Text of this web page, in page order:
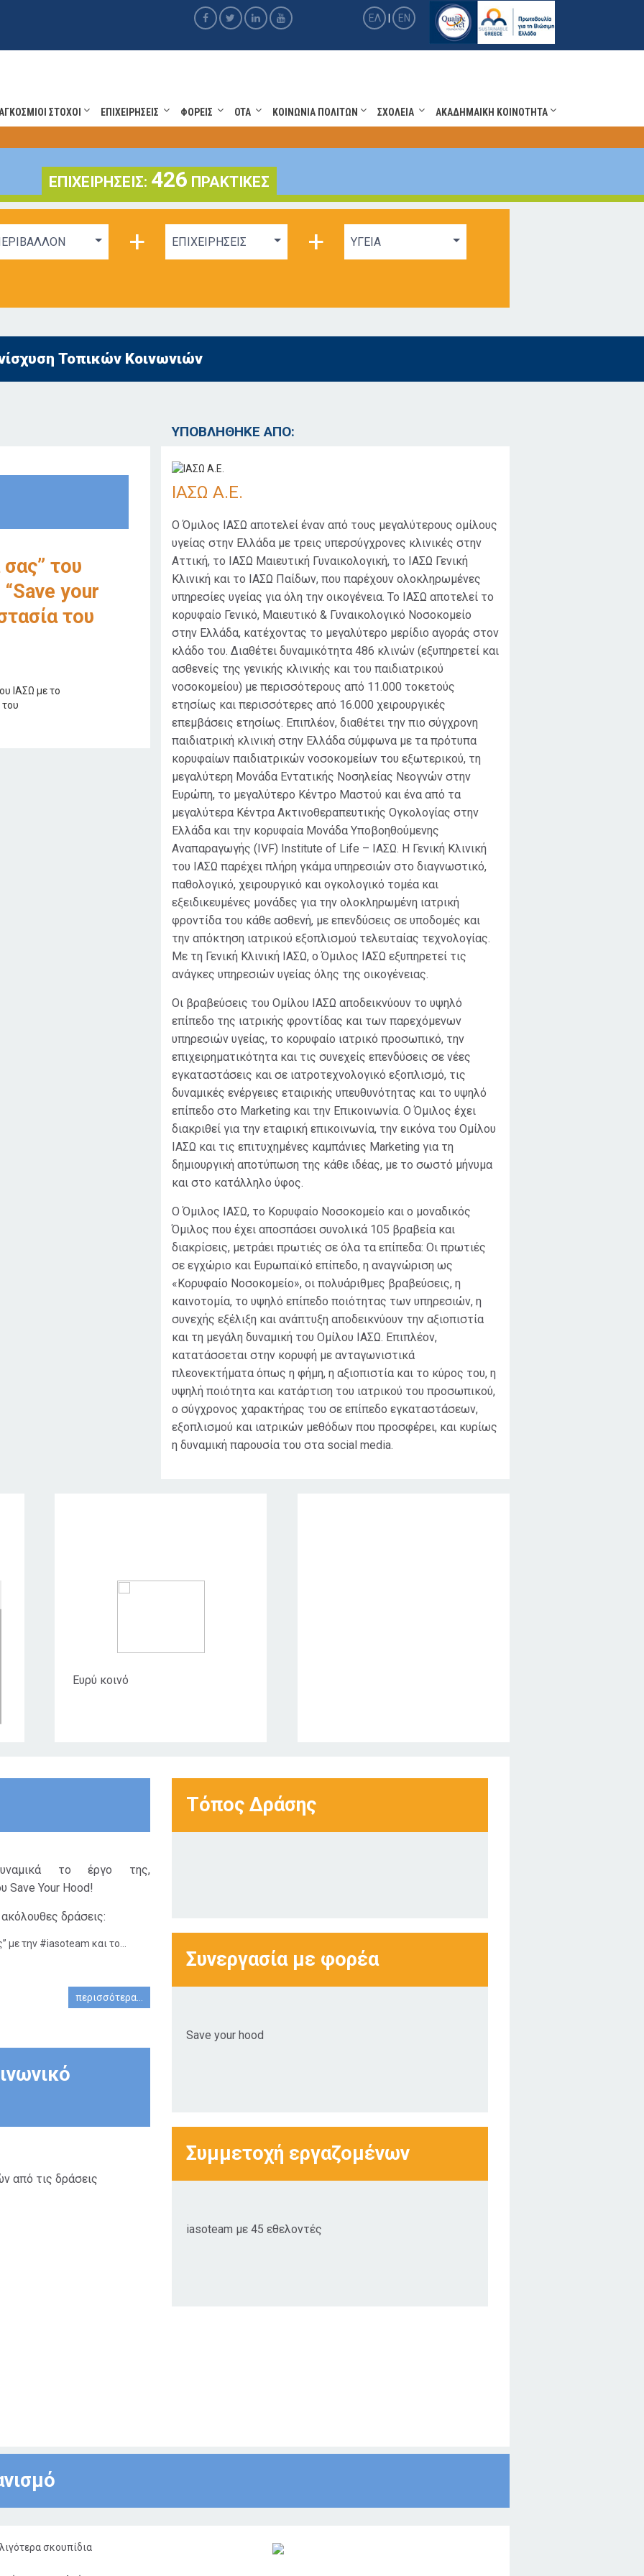
ΕΛ EN
ΣΤΟΧΟΙ ΕΠΙΧΕΙΡΗΣΕΙΣ ΦΟΡΕΙΣ OTA ΚΟΙΝΩΝΙΑ ΠΟΛΙΤΩΝ ΣΧΟΛΕΙΑ ΑΚΑΔΗΜΑΙΚΗ ΚΟΙΝΟΤΗΤΑ
ΕΠΙΧΕΙΡΗΣΕΙΣ: 426 ΠΡΑΚΤΙΚΕΣ
+ ΕΠΙΧΕΙΡΗΣΕΙΣ + ΥΓΕΙΑ
Τοπικών Κοινωνιών
του
your
του
ΥΠΟΒΛΗΘΗΚΕ ΑΠΟ:
ΙΑΣΩ Α.Ε.
Ο Όμιλος ΙΑΣΩ αποτελεί έναν από τους μεγαλύτερους ομίλους
υγείας στην Ελλάδα με τρεις υπερσύγχρονες κλινικές στην
Αττική, το ΙΑΣΩ Μαιευτική Γυναικολογική, το ΙΑΣΩ Γενική
Κλινική και το ΙΑΣΩ Παίδων, που παρέχουν ολοκληρωμένες
υπηρεσίες υγείας για όλη την οικογένεια. Το ΙΑΣΩ αποτελεί το
κορυφαίο Γενικό, Μαιευτικό & Γυναικολογικό Νοσοκομείο
στην Ελλάδα, κατέχοντας το μεγαλύτερο μερίδιο αγοράς στον
κλάδο του. Διαθέτει δυναμικότητα 486 κλινών (εξυπηρετεί και
ασθενείς της γενικής κλινικής και του παιδιατρικού
νοσοκομείου) με περισσότερους από 11.000 τοκετούς
ετησίως και περισσότερες από 16.000 χειρουργικές
επεμβάσεις ετησίως. Επιπλέον, διαθέτει την πιο σύγχρονη
παιδιατρική κλινική στην Ελλάδα σύμφωνα με τα πρότυπα
κορυφαίων παιδιατρικών νοσοκομείων του εξωτερικού, τη
μεγαλύτερη Μονάδα Εντατικής Νοσηλείας Νεογνών στην
Ευρώπη, το μεγαλύτερο Κέντρο Μαστού και ένα από τα
μεγαλύτερα Κέντρα Ακτινοθεραπευτικής Ογκολογίας στην
Ελλάδα και την κορυφαία Μονάδα Υποβοηθούμενης
Αναπαραγωγής (IVF) Institute of Life – ΙΑΣΩ. Η Γενική Κλινική
του ΙΑΣΩ παρέχει πλήρη γκάμα υπηρεσιών στο διαγνωστικό,
παθολογικό, χειρουργικό και ογκολογικό τομέα και
εξειδικευμένες μονάδες για την ολοκληρωμένη ιατρική
φροντίδα του κάθε ασθενή, με επενδύσεις σε υποδομές και
την απόκτηση ιατρικού εξοπλισμού τελευταίας τεχνολογίας.
Με τη Γενική Κλινική ΙΑΣΩ, ο Όμιλος ΙΑΣΩ εξυπηρετεί τις
ανάγκες υπηρεσιών υγείας όλης της οικογένειας.
Οι βραβεύσεις του Ομίλου ΙΑΣΩ αποδεικνύουν το υψηλό
επίπεδο της ιατρικής φροντίδας και των παρεχόμενων
υπηρεσιών υγείας, το κορυφαίο ιατρικό προσωπικό, την
επιχειρηματικότητα και τις συνεχείς επενδύσεις σε νέες
εγκαταστάσεις και σε ιατροτεχνολογικό εξοπλισμό, τις
δυναμικές ενέργειες εταιρικής υπευθυνότητας και το υψηλό
επίπεδο στο Marketing και την Επικοινωνία. Ο Όμιλος έχει
διακριθεί για την εταιρική επικοινωνία, την εικόνα του Ομίλου
ΙΑΣΩ και τις επιτυχημένες καμπάνιες Marketing για τη
δημιουργική αποτύπωση της κάθε ιδέας, με το σωστό μήνυμα
και στο κατάλληλο ύφος.
Ο Όμιλος ΙΑΣΩ, το Κορυφαίο Νοσοκομείο και ο μοναδικός
Όμιλος που έχει αποσπάσει συνολικά 105 βραβεία και
διακρίσεις, μετράει πρωτιές σε όλα τα επίπεδα: Οι πρωτιές
σε εγχώριο και Ευρωπαϊκό επίπεδο, η αναγνώριση ως
«Κορυφαίο Νοσοκομείο», οι πολυάριθμες βραβεύσεις, η
καινοτομία, το υψηλό επίπεδο ποιότητας των υπηρεσιών, η
συνεχής εξέλιξη και ανάπτυξη αποδεικνύουν την αξιοπιστία
και τη μεγάλη δυναμική του Ομίλου ΙΑΣΩ. Επιπλέον,
κατατάσσεται στην κορυφή με ανταγωνιστικά
πλεονεκτήματα όπως η φήμη, η αξιοπιστία και το κύρος του, η
υψηλή ποιότητα και κατάρτιση του ιατρικού του προσωπικού,
ο σύγχρονος χαρακτήρας του σε επίπεδο εγκαταστάσεων,
εξοπλισμού και ιατρικών μεθόδων που προσφέρει, και κυρίως
η δυναμική παρουσία του στα social media.
Ευρύ κοινό
το έργο της,
Save Your Hood!
δράσεις:
με την #iasoteam και το...
περισσότερα...
από τις δράσεις
Τόπος Δράσης
Συνεργασία με φορέα
Save your hood
Συμμετοχή εργαζομένων
iasoteam με 45 εθελοντές
σκουπίδια